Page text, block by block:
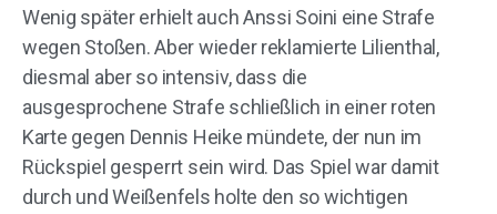
Wenig später erhielt auch Anssi Soini eine Strafe
wegen Stoßen. Aber wieder reklamierte Lilienthal,
diesmal aber so intensiv, dass die
ausgesprochene Strafe schließlich in einer roten
Karte gegen Dennis Heike mündete, der nun im
Rückspiel gesperrt sein wird. Das Spiel war damit
durch und Weißenfels holte den so wichtigen